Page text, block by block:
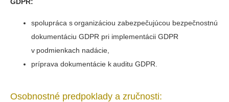
GDPR:
spolupráca s organizáciou zabezpečujúcou bezpečnostnú
dokumentáciu GDPR pri implementácii GDPR
v podmienkach nadácie,
príprava dokumentácie k auditu GDPR.
Osobnostné predpoklady a zručnosti: